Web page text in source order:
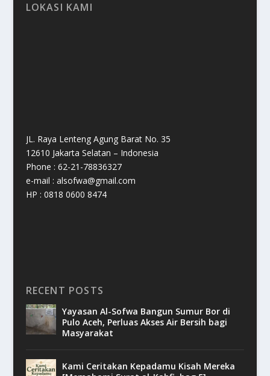
LOKASI KAMI
JL. Raya Lenteng Agung Barat No. 35
12610 Jakarta Selatan – Indonesia
Phone : 62-21-78836327
e-mail : alsofwa@gmail.com
HP : 0818 0600 8474
RECENT POSTS
Yayasan Al-Sofwa Bangun Sumur Bor di
Pulo Aceh, Perluas Akses Air Bersih bagi
Masyarakat
Kami Ceritakan Kepadamu Kisah Mereka